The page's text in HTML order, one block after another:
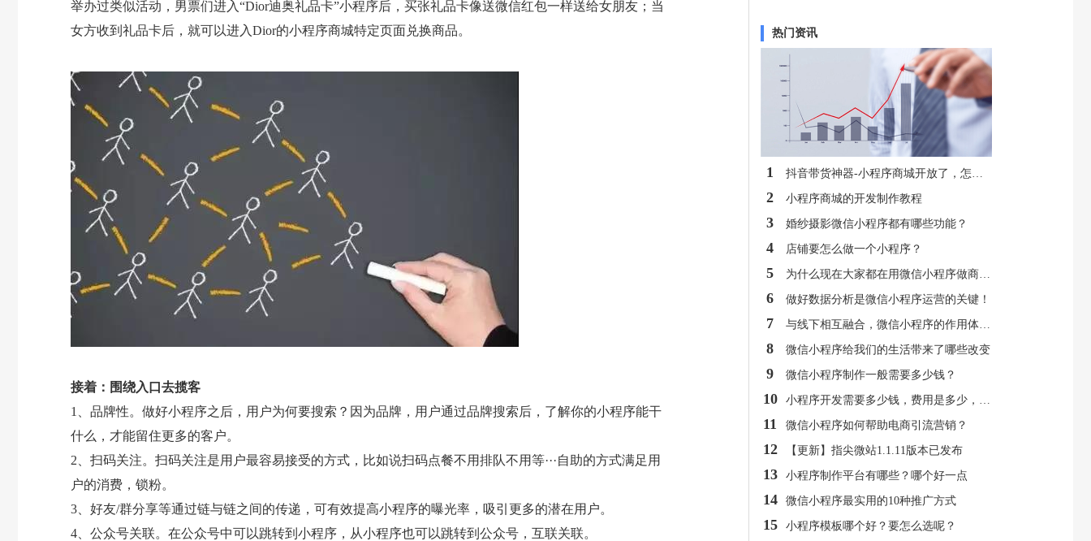
举办过类似活动，男票们进入“Dior迪奥礼品卡”小程序后，买张礼品卡像送微信红包一样送给女朋友；当
女方收到礼品卡后，就可以进入Dior的小程序商城特定页面兑换商品。
接着：围绕入口去揽客
1、品牌性。做好小程序之后，用户为何要搜索？因为品牌，用户通过品牌搜索后，了解你的小程序能干
什么，才能留住更多的客户。
2、扫码关注。扫码关注是用户最容易接受的方式，比如说扫码点餐不用排队不用等···自助的方式满足用
户的消费，锁粉。
3、好友/群分享等通过链与链之间的传递，可有效提高小程序的曝光率，吸引更多的潜在用户。
4、公众号关联。在公众号中可以跳转到小程序，从小程序也可以跳转到公众号，互联关联。
热门资讯
1
2 小程序商城的开发制作教程
3 婚纱摄影微信小程序都有哪些功能？
4 店铺要怎么做一个小程序？
5
6 做好数据分析是微信小程序运营的关键！
7
8 微信小程序给我们的生活带来了哪些改变
9 微信小程序制作一般需要多少钱？
10
11 微信小程序如何帮助电商引流营销？
12 【更新】指尖微站1.1.11版本已发布
13 小程序制作平台有哪些？哪个好一点
14 微信小程序最实用的10种推广方式
15 小程序模板哪个好？要怎么选呢？